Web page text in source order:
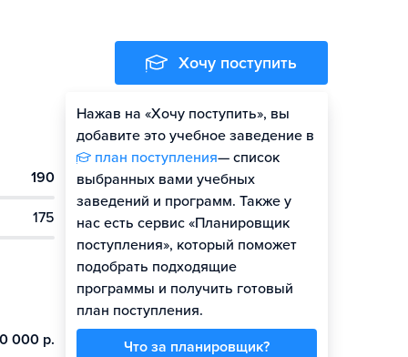
190
175
000 р.
Хочу поступить
Нажав на «Хочу поступить», вы
добавите это учебное заведение в
план поступления— список
выбранных вами учебных
заведений и программ. Также у
нас есть сервис «Планировщик
поступления», который поможет
подобрать подходящие
программы и получить готовый
план поступления.
Что за планировщик?
Оценить шансы
Гайд по поступлению